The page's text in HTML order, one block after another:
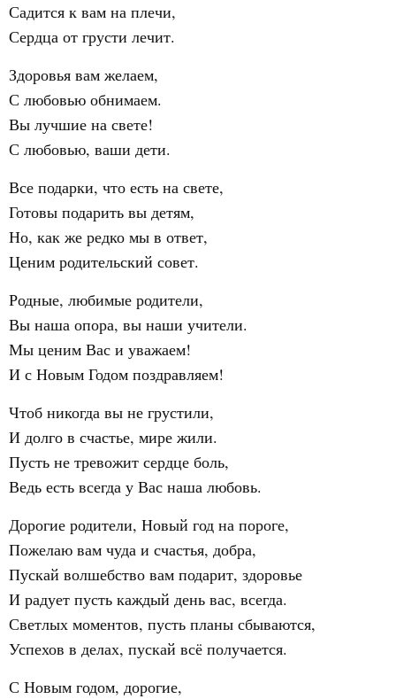
Садится к вам на плечи,
Сердца от грусти лечит.
Здоровья вам желаем,
С любовью обнимаем.
Вы лучшие на свете!
С любовью, ваши дети.
Все подарки, что есть на свете,
Готовы подарить вы детям,
Но, как же редко мы в ответ,
Ценим родительский совет.
Родные, любимые родители,
Вы наша опора, вы наши учители.
Мы ценим Вас и уважаем!
И с Новым Годом поздравляем!
Чтоб никогда вы не грустили,
И долго в счастье, мире жили.
Пусть не тревожит сердце боль,
Ведь есть всегда у Вас наша любовь.
Дорогие родители, Новый год на пороге,
Пожелаю вам чуда и счастья, добра,
Пускай волшебство вам подарит, здоровье
И радует пусть каждый день вас, всегда.
Светлых моментов, пусть планы сбываются,
Успехов в делах, пускай всё получается.
С Новым годом, дорогие,